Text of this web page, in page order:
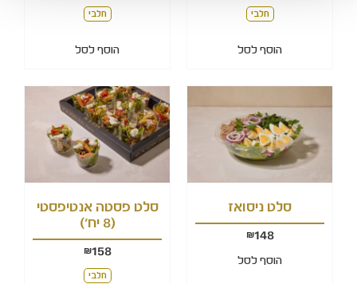
חלבי
הוסף לסל
חלבי
הוסף לסל
סלט ניסואז
148
₪
הוסף לסל
סלט פסטה אנטיפסטי
(8 יח')
158
₪
חלבי